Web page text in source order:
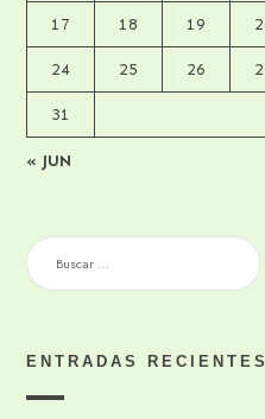
17 18 19
24 25 26
31
« JUN
BUSCAR:
ENTRADAS RECIENTES